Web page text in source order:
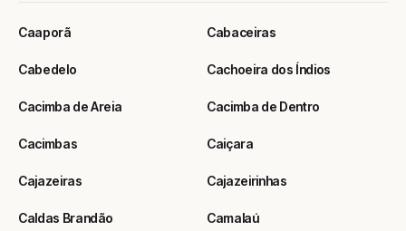
Caaporã Cabaceiras
Cabedelo Cachoeira dos Índios
Cacimba de Areia Cacimba de Dentro
Cacimbas Caiçara
Cajazeiras Cajazeirinhas
Caldas Brandão Camalaú